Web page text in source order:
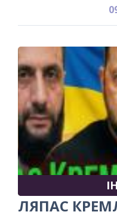
ЛЯПАС